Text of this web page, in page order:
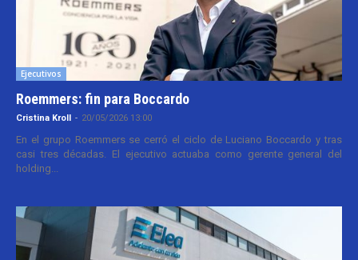
Ejecutivos
Roemmers: fin para Boccardo
Cristina Kroll - 20/05/2026 13:00
En el grupo Roemmers se cerró el ciclo de Luciano Boccardo y tras
casi tres décadas. El ejecutivo actuaba como gerente general del
holding...